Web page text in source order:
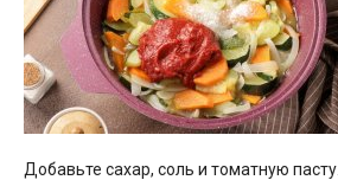
Добавьте сахар, соль и томатную пасту.